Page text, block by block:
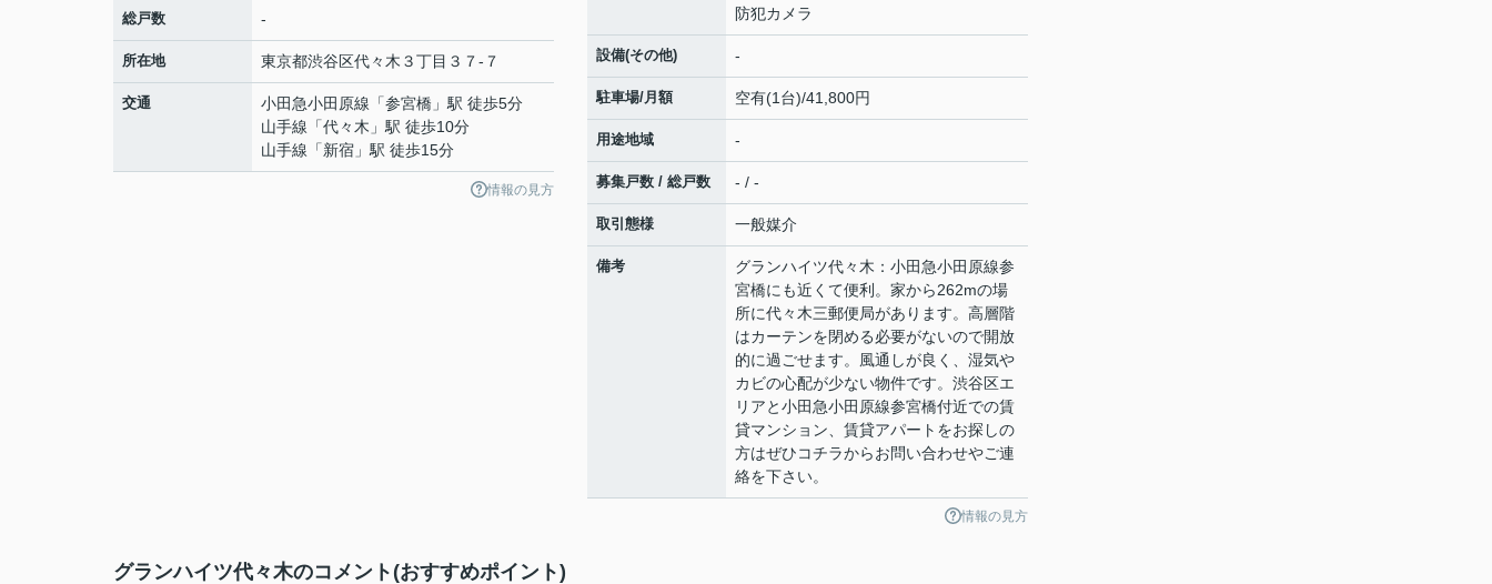
総戸数 -
所在地 東京都渋谷区代々木 ３丁目３７-７
交通 小田急小田原線 「参宮橋 」駅 徒歩5分
山手線 「代々木 」駅 徒歩10分
山手線 「新宿 」駅 徒歩15分
情報の見方
防犯カメラ
設備(その他) -
駐車場/月額 空有(1台)/41,800円
用途地域 -
募集戸数 / 総戸数 - / -
取引態様 一般媒介
備考
グランハイツ代々木：小田急小田原線参
宮橋にも近くて便利。家から262mの場
所に代々木三郵便局があります。高層階
はカーテンを閉める必要がないので開放
的に過ごせます。風通しが良く、湿気や
カビの心配が少ない物件です。渋谷区エ
リアと小田急小田原線参宮橋付近での賃
貸マンション、賃貸アパートをお探しの
方はぜひコチラからお問い合わせやご連
絡を下さい。
情報の見方
グランハイツ代々木のコメント(おすすめポイント)